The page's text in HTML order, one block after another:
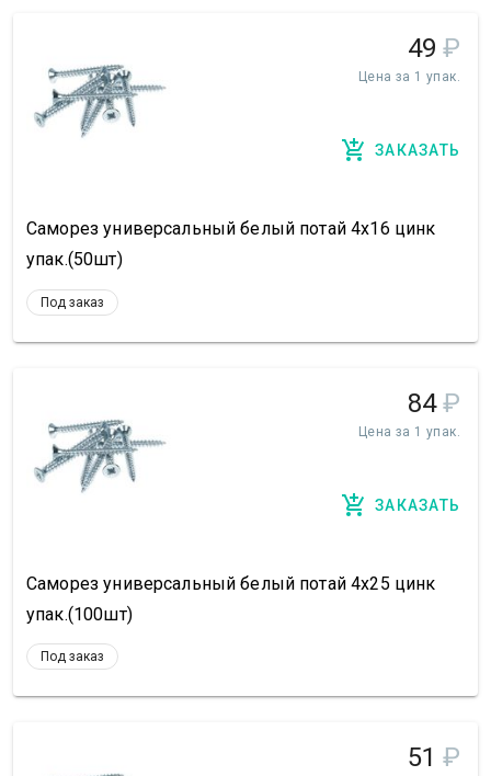
49 ₽
Цена за 1 упак.
ЗАКАЗАТЬ
Саморез универсальный белый потай 4х16 цинк
упак.(50шт)
Под заказ
84 ₽
Цена за 1 упак.
ЗАКАЗАТЬ
Саморез универсальный белый потай 4х25 цинк
упак.(100шт)
Под заказ
51 ₽